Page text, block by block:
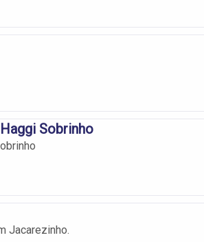
Sobrinho
Jacarezinho.